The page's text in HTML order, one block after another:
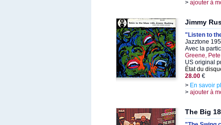
> ajouter à
Jimmy
"Listen to
Jazztone
Avec la
Greene,
US original
État du
28.00 €
> En savoir
> ajouter à
The Big 18